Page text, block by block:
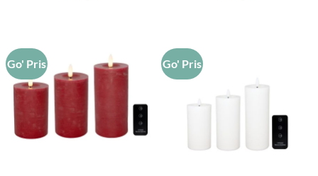
Go' Pris Go' Pris